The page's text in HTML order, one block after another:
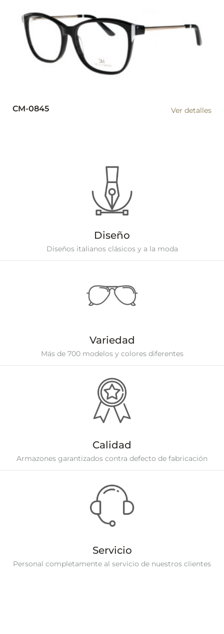
CM-0845 Ver detalles
Diseño
Diseños italianos clásicos y a la moda
Variedad
Más de 700 modelos y colores diferentes
Calidad
Armazones garantizados contra defecto de fabricación
Servicio
Personal completamente al servicio de nuestros clientes